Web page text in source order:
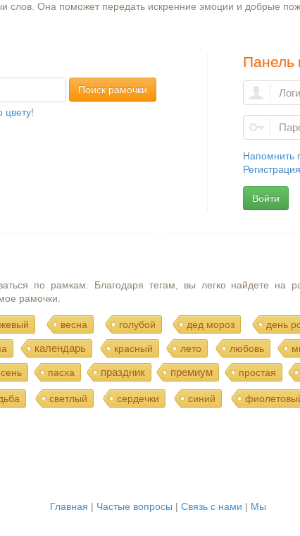
слов. Она поможет передать искренние эмоции и добрые
Поиск рамочки
цвету!
Панель
Напомнить
Регистрация
Войти
по рамкам. Благодаря тегам, вы легко найдете на
рамочки.
весна голубой дед мороз день
календарь красный лето любовь
пасха праздник премиум простая
светлый сердечки синий
Главная | Частые вопросы | Связь с нами | Мы